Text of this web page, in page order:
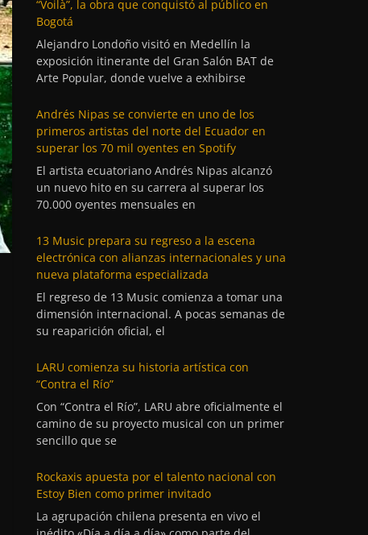
“Voilà”, la obra que conquistó al público en
Bogotá
Alejandro Londoño visitó en Medellín la
exposición itinerante del Gran Salón BAT de
Arte Popular, donde vuelve a exhibirse
Andrés Nipas se convierte en uno de los
primeros artistas del norte del Ecuador en
superar los 70 mil oyentes en Spotify
El artista ecuatoriano Andrés Nipas alcanzó
un nuevo hito en su carrera al superar los
70.000 oyentes mensuales en
13 Music prepara su regreso a la escena
electrónica con alianzas internacionales y una
nueva plataforma especializada
El regreso de 13 Music comienza a tomar una
dimensión internacional. A pocas semanas de
su reaparición oficial, el
LARU comienza su historia artística con
“Contra el Río”
Con “Contra el Río”, LARU abre oficialmente el
camino de su proyecto musical con un primer
sencillo que se
Rockaxis apuesta por el talento nacional con
Estoy Bien como primer invitado
La agrupación chilena presenta en vivo el